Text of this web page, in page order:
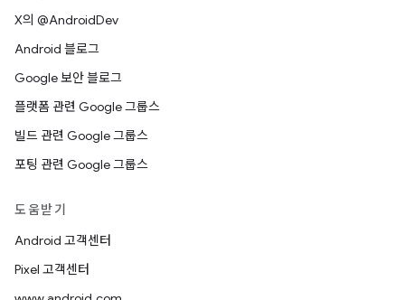
X의 @AndroidDev
Android 블로그
Google 보안 블로그
플랫폼 관련 Google 그룹스
빌드 관련 Google 그룹스
포팅 관련 Google 그룹스
도움받기
Android 고객센터
Pixel 고객센터